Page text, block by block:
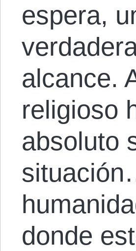
espera,
alcance.
religioso
absoluto
donde